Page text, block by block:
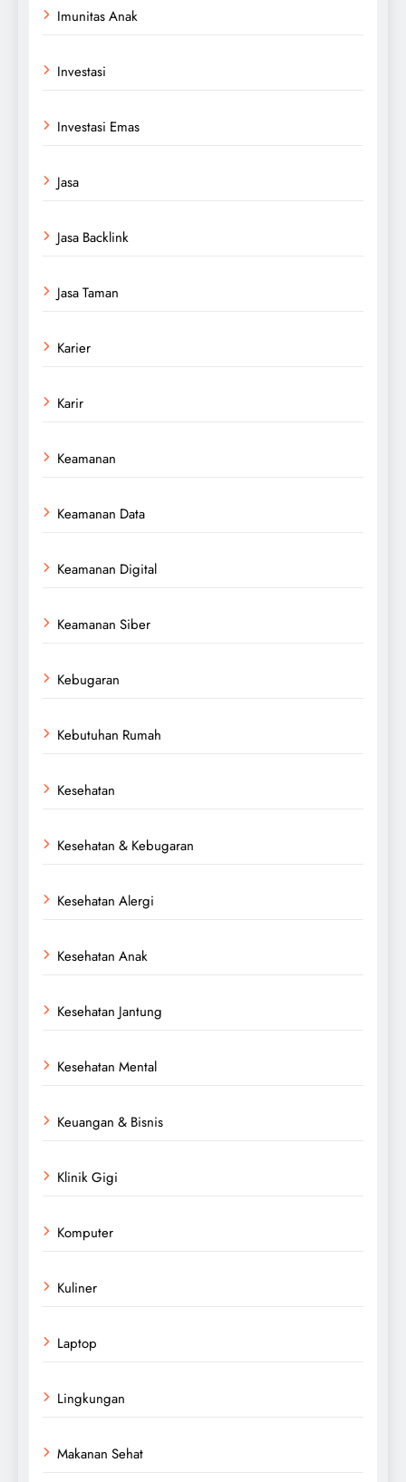
Imunitas Anak
Investasi
Investasi Emas
Jasa
Jasa Backlink
Jasa Taman
Karier
Karir
Keamanan
Keamanan Data
Keamanan Digital
Keamanan Siber
Kebugaran
Kebutuhan Rumah
Kesehatan
Kesehatan & Kebugaran
Kesehatan Alergi
Kesehatan Anak
Kesehatan Jantung
Kesehatan Mental
Keuangan & Bisnis
Klinik Gigi
Komputer
Kuliner
Laptop
Lingkungan
Makanan Sehat